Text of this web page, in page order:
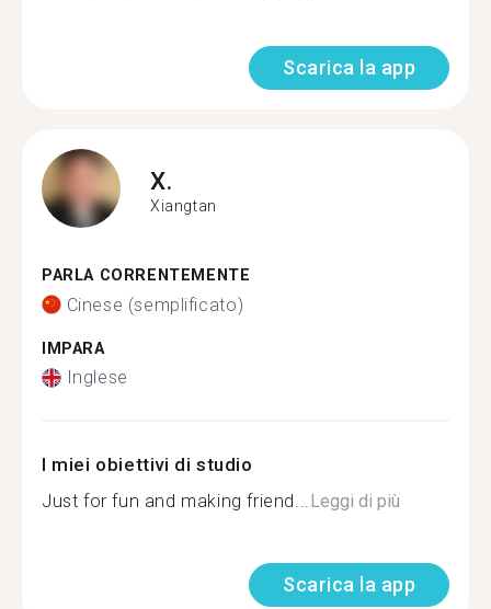
Scarica la app
X.
Xiangtan
PARLA CORRENTEMENTE
Cinese (semplificato)
IMPARA
Inglese
I miei obiettivi di studio
Just for fun and making friend...Leggi di più
Scarica la app